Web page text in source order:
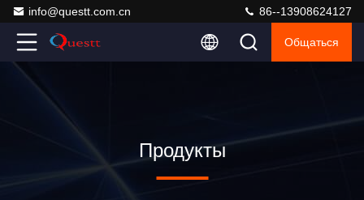
info@questt.com.cn 86--13908624127
Общаться
Продукты